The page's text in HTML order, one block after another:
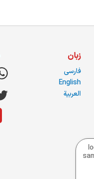
زبان
فارسی
English
العربية